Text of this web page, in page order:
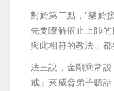
對於第二點，“樂於
先要瞭解依止上師
與此相符的教法，都
法王說，金剛乘常
戒」來威脅弟子聽